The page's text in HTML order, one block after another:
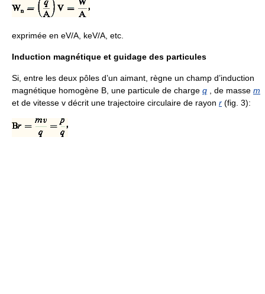
exprimée en eV/A, keV/A, etc.
Induction magnétique et guidage des particules
Si, entre les deux pôles d’un aimant, règne un champ d’induction
magnétique homogène B, une particule de charge q , de masse m
et de vitesse v décrit une trajectoire circulaire de rayon r (fig. 3):